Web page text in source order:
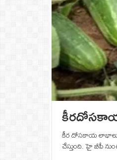
కీర దోసకాయ లాభాలు
చేస్తుంది. హై బీపీ